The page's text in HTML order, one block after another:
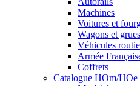
Machines
Voitures et
Wagons et grues
Véhicules
Armée
Coffrets
Catalogue HOm/HOe